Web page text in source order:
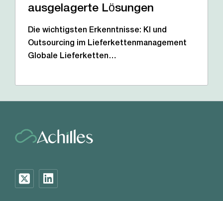
ausgelagerte Lösungen
Die wichtigsten Erkenntnisse: KI und
Outsourcing im Lieferkettenmanagement
Globale Lieferketten…